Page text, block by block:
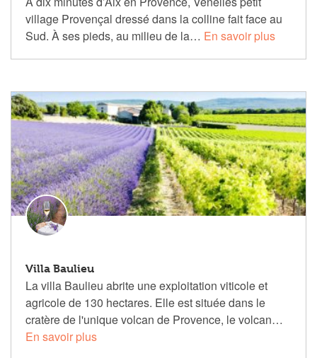
village Provençal dressé dans la colline fait face au
Sud. À ses pieds, au milieu de la… En savoir plus
Villa Baulieu
La villa Baulieu abrite une exploitation viticole et
agricole de 130 hectares. Elle est située dans le
cratère de l'unique volcan de Provence, le volcan…
En savoir plus